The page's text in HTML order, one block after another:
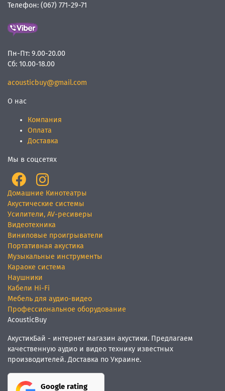
Телефон: (067) 771-29-71
Пн-Пт: 9.00-20.00
Сб: 10.00-18.00
acousticbuy@gmail.com
О нас
Компания
Оплата
Доставка
Мы в соцсетях
Домашние Кинотеатры
Акустические системы
Усилители, AV-ресиверы
Видеотехника
Виниловые проигрыватели
Портативная акустика
Музыкальные инструменты
Караоке система
Наушники
Кабели Hi-Fi
Мебель для аудио-видео
Профессиональное оборудование
AcousticBuy
АкустикБай - интернет магазин акустики. Предлагаем
качественную аудио и видео технику известных
производителей. Доставка по Украине.
Google rating